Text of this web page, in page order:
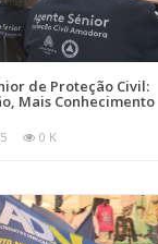
de Proteção Civil:
Mais Conhecimento
0 K